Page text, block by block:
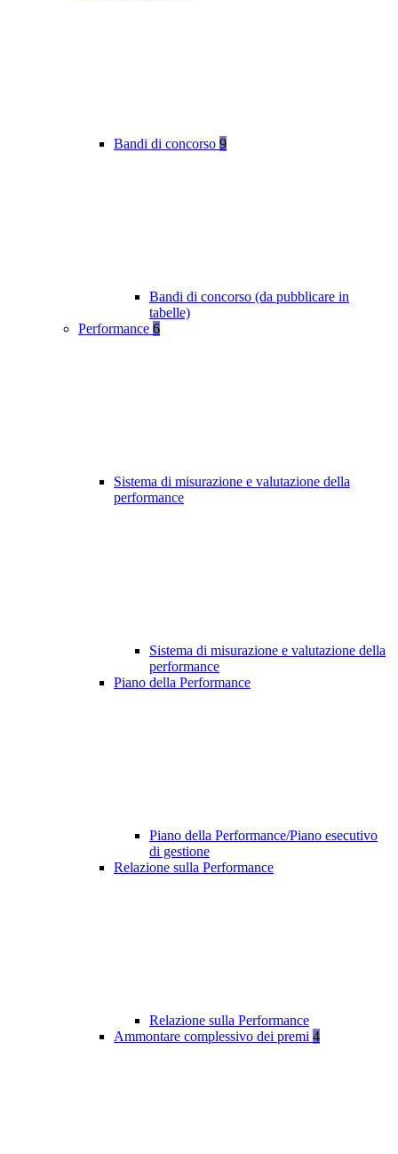
Bandi di concorso 9
Bandi di concorso (da pubblicare in
tabelle)
Performance 6
Sistema di misurazione e valutazione della
performance
Sistema di misurazione e valutazione della
performance
Piano della Performance
Piano della Performance/Piano esecutivo
di gestione
Relazione sulla Performance
Relazione sulla Performance
Ammontare complessivo dei premi 4